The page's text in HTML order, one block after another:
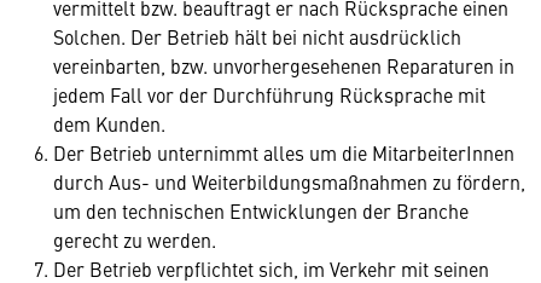
vermittelt bzw. beauftragt er nach Rücksprache einen
Solchen. Der Betrieb hält bei nicht ausdrücklich
vereinbarten, bzw. unvorhergesehenen Reparaturen in
jedem Fall vor der Durchführung Rücksprache mit
dem Kunden.
Der Betrieb unternimmt alles um die MitarbeiterInnen
durch Aus- und Weiterbildungsmaßnahmen zu fördern,
um den technischen Entwicklungen der Branche
gerecht zu werden.
Der Betrieb verpflichtet sich, im Verkehr mit seinen